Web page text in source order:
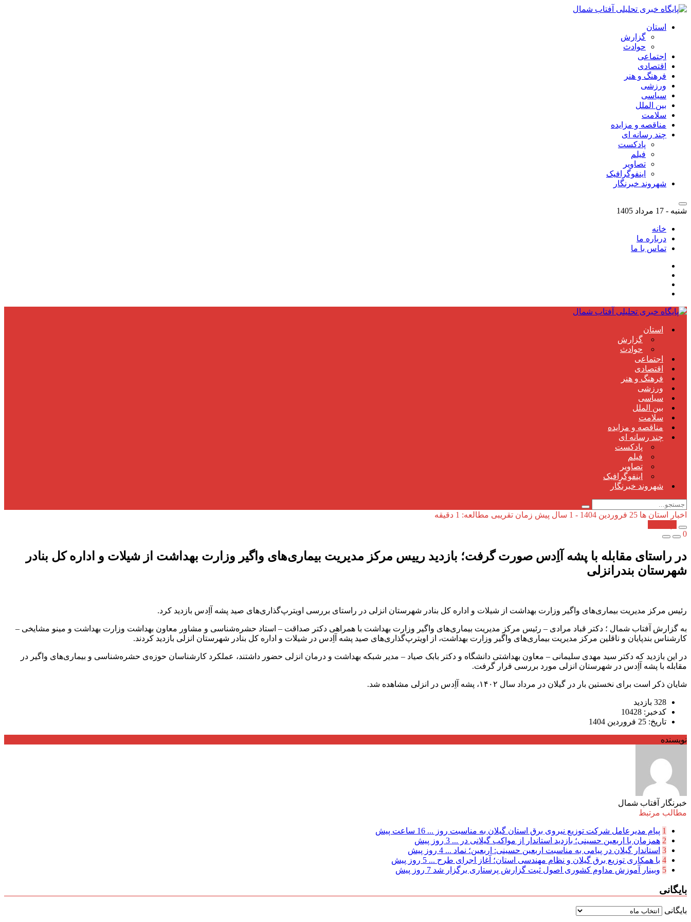
استان
گزارش
حوادث
اجتماعی
اقتصادی
فرهنگ و هنر
ورزشی
سیاسی
بین الملل
سلامت
مناقصه و مزایده
چند رسانه ای
پادکست
فیلم
تصاویر
اینفوگرافیک
شهروند خبرنگار
شنبه - 17 مرداد 1405
خانه
درباره ما
تماس با ما
استان
گزارش
حوادث
اجتماعی
اقتصادی
فرهنگ و هنر
ورزشی
سیاسی
بین الملل
سلامت
مناقصه و مزایده
چند رسانه ای
پادکست
فیلم
تصاویر
اینفوگرافیک
شهروند خبرنگار
اخبار استان ها 25 فروردین 1404 - 1 سال پیش
زمان تقریبی مطالعه: 1 دقیقه
0
در راستای مقابله با پشه آاِدس صورت گرفت؛ بازدید رییس مرکز مدیریت بیماری‌های واگیر وزارت بهداشت از شیلات و اداره کل بنادر
شهرستان بندرانزلی
رئیس مرکز مدیریت بیماری‌های واگیر وزارت بهداشت از شیلات و اداره کل بنادر شهرستان انزلی در راستای بررسی اویترپ‌گذاری‌های صید پشه آاِدس بازدید کرد.
به گزارش آفتاب شمال ؛ دکتر قباد مرادی – رئیس مرکز مدیریت بیماری‌های واگیر وزارت بهداشت با همراهی دکتر صداقت – استاد حشره‌شناسی و مشاور معاون بهداشت وزارت بهداشت و مینو مشایخی –
کارشناس بندپایان و ناقلین مرکز مدیریت بیماری‌های واگیر وزارت بهداشت، از اویترپ‌گذاری‌های صید پشه آاِدس در شیلات و اداره کل بنادر شهرستان انزلی بازدید کردند.
در این بازدید که دکتر سید مهدی سلیمانی – معاون بهداشتی دانشگاه و دکتر بابک صیاد – مدیر شبکه بهداشت و درمان انزلی حضور داشتند، عملکرد کارشناسان حوزه‌ی حشره‌شناسی و بیماری‌های واگیر در
مقابله با پشه آاِدس در شهرستان انزلی مورد بررسی قرار گرفت.
شایان ذکر است برای نخستین بار در گیلان در مرداد سال ۱۴۰۲، پشه آاِدس در انزلی مشاهده شد.
328 بازدید
کدخبر: 10428
تاریخ: 25 فروردین 1404
نویسنده
خبرنگار آفتاب شمال
مطالب مرتبط
1 پیام مدیرعامل شركت توزیع نیروی برق استان گیلان به مناسبت روز ... 16 ساعت پیش
2 همزمان با اربعین حسینی؛ بازدید استاندار از مواکب گیلانی در ... 3 روز پیش
3 استاندار گیلان در پیامی به مناسبت اربعین حسینی: اربعین؛ نماد ... 4 روز پیش
4 با همکاری توزیع برق گیلان و نظام مهندسی استان؛ آغاز اجرای طرح ... 5 روز پیش
5 وبینار آموزش مداوم کشوری اصول ثبت گزارش پرستاری برگزار شد 7 روز پیش
بایگانی
بایگانی